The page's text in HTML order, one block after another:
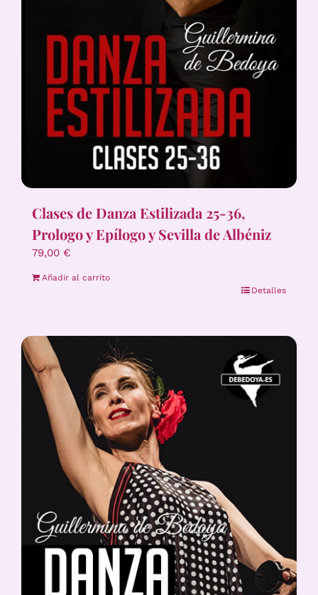
Clases de Danza Estilizada 25-36,
Prologo y Epílogo y Sevilla de Albéniz
79,00 €
Añadir al carrito
Detalles